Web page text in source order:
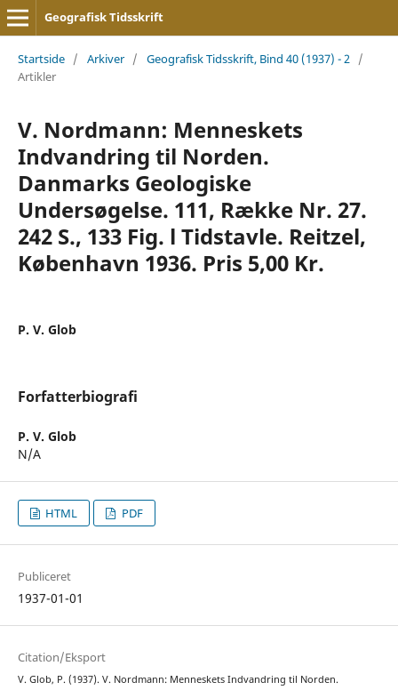
Geografisk Tidsskrift
Startside / Arkiver / Geografisk Tidsskrift, Bind 40 (1937) - 2 /
Artikler
V. Nordmann: Menneskets
Indvandring til Norden.
Danmarks Geologiske
Undersøgelse. 111, Række Nr. 27.
242 S., 133 Fig. l Tidstavle. Reitzel,
København 1936. Pris 5,00 Kr.
P. V. Glob
Forfatterbiografi
P. V. Glob
N/A
HTML PDF
Publiceret
1937-01-01
Citation/Eksport
V. Glob, P. (1937). V. Nordmann: Menneskets Indvandring til Norden.